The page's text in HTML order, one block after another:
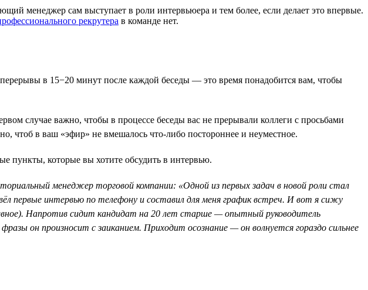
менеджер сам выступает в роли интервьюера и тем более, если делает это впервые.
рекрутера в команде нет.
в 15−20 минут после каждой беседы — это время понадобится вам, чтобы
случае важно, чтобы в процессе беседы вас не прерывали коллеги с просьбами
чтоб в ваш «эфир» не вмешалось что-либо постороннее и неуместное.
пункты, которые вы хотите обсудить в интервью.
менеджер торговой компании: «Одной из первых задач в новой роли стал
первые интервью по телефону и составил для меня график встреч. И вот я сижу
Напротив сидит кандидат на 20 лет старше — опытный руководитель
он произносит с заиканием. Приходит осознание — он волнуется гораздо сильнее